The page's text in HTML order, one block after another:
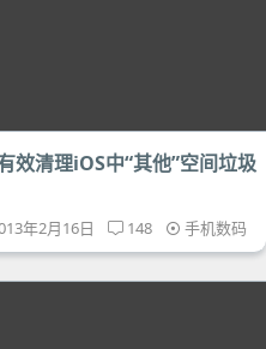
清理iOS中“其他”空间垃圾
年2月16日 148 手机数码